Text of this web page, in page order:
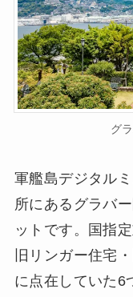
グ
軍艦島デジタル
所にあるグラバ
ットです。国指
旧リンガー住宅
に点在していた6